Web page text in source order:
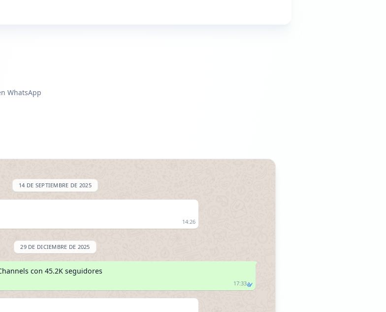
WhatsApp
14 DE SEPTIEMBRE DE 2025
14:26
29 DE DICIEMBRE DE 2025
con 45.2K seguidores
17:33